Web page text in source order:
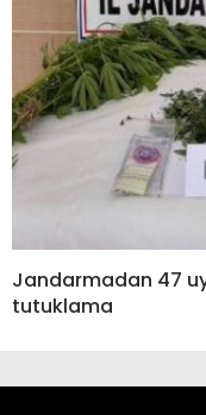
Jandarmadan 47
tutuklama